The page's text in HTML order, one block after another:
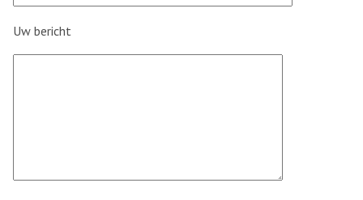
Uw bericht